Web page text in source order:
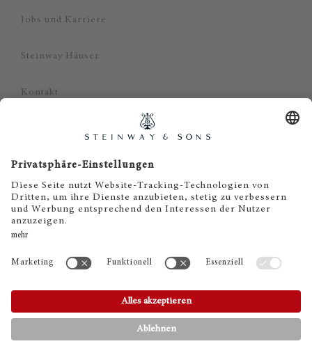
Jobs und Karriere
Steinway Häuser
Kontakt
Impressum
Haftungsausschluss
Cookie Zustimmung